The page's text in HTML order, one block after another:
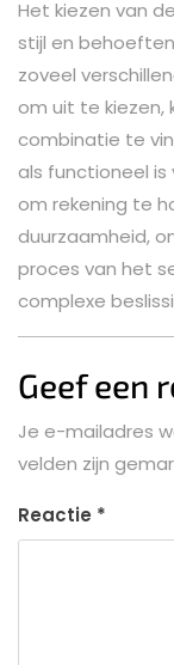
Het kiezen van
stijl en
zoveel
om uit te kiezen,
combinatie te
als functioneel is
om rekening te
duurzaamheid,
proces van het
complexe
Geef een
Je e-mailadres
velden zijn
Reactie *